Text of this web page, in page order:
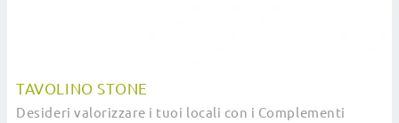
TAVOLINO STONE
Desideri valorizzare i tuoi locali con i Complementi